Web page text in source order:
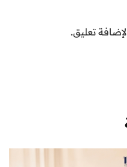
لإضافة تعليق.